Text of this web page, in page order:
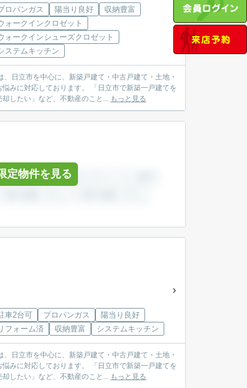
ロパンガス 陽当り良好
収納豊富
ォークインクロゼット
ォークインシューズクロゼット
ステムキッチン
みに対応しております。 「日立市で新築一戸建てを
したい」など、不動産のこと... もっと見る
定物件を見る
車2台可 プロパンガス
陽当り良好
フォーム済
収納豊富 システムキッチン
みに対応しております。 「日立市で新築一戸建てを
したい」など、不動産のこと... もっと見る